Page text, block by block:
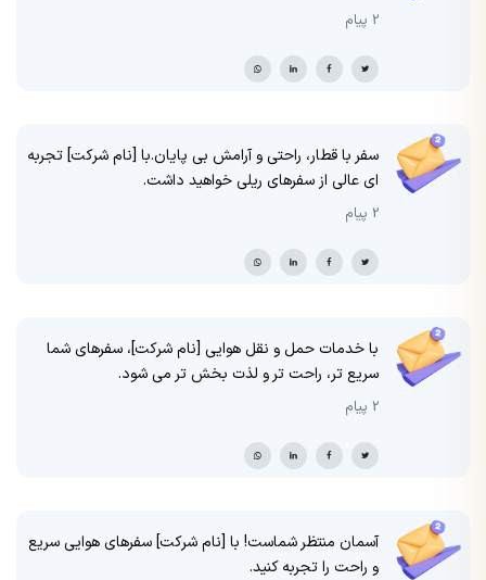
2 پیام
سفر با قطار، راحتی و آرامش بی پایان.با [نام شرکت] تجربه
ای عالی از سفرهای ریلی خواهید داشت.
2 پیام
با خدمات حمل و نقل هوایی [نام شرکت]، سفرهای شما
سریع تر، راحت تر و لذت بخش تر می شود.
2 پیام
آسمان منتظر شماست! با [نام شرکت] سفرهای هوایی سریع
و راحت را تجربه کنید.